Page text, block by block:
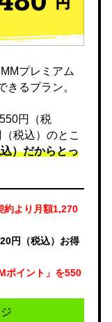
プレミアム
きるプラン。
円（税
税込）のとこ
）だからとっ
約より月額1,270
円（税込）お得
ポイント」を550